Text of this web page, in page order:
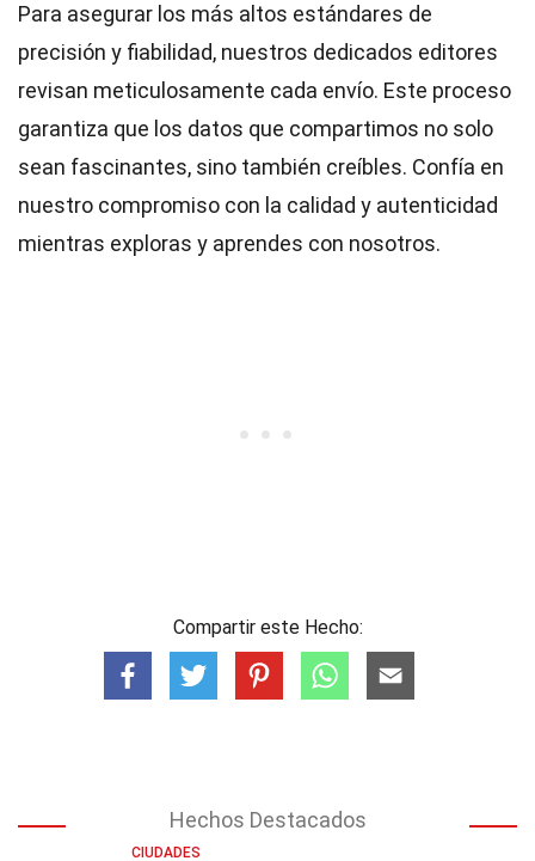
Para asegurar los más altos estándares de
precisión y fiabilidad, nuestros dedicados editores
revisan meticulosamente cada envío. Este proceso
garantiza que los datos que compartimos no solo
sean fascinantes, sino también creíbles. Confía en
nuestro compromiso con la calidad y autenticidad
mientras exploras y aprendes con nosotros.
Compartir este Hecho:
Hechos Destacados
CIUDADES